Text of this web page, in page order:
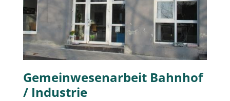
Gemeinwesenarbeit Bahnhof
/ Industrie